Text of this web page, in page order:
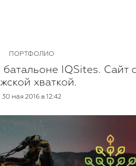
ПОРТФОЛИО
батальоне IQSites. Сайт
хваткой.
30 мая 2016 в 12:42